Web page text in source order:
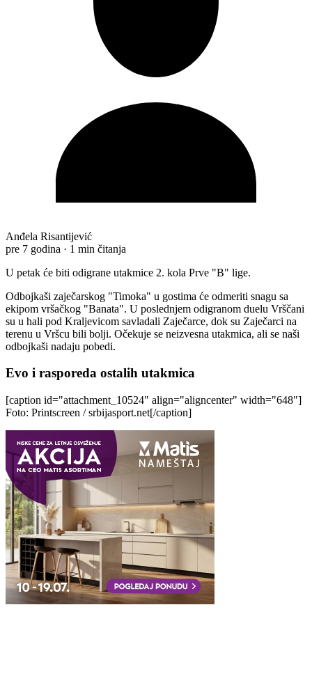
Anđela Risantijević
pre 7 godina · 1 min čitanja
U petak će biti odigrane utakmice 2. kola Prve "B" lige.
Odbojkaši zaječarskog "Timoka" u gostima će odmeriti snagu sa
ekipom vršačkog "Banata". U poslednjem odigranom duelu Vrščani
su u hali pod Kraljevicom savladali Zaječarce, dok su Zaječarci na
terenu u Vršcu bili bolji. Očekuje se neizvesna utakmica, ali se naši
odbojkaši nadaju pobedi.
Evo i rasporeda ostalih utakmica
[caption id="attachment_10524" align="aligncenter" width="648"]
Foto: Printscreen / srbijasport.net[/caption]